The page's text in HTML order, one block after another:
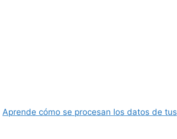
Aprende cómo se procesan los datos de tus